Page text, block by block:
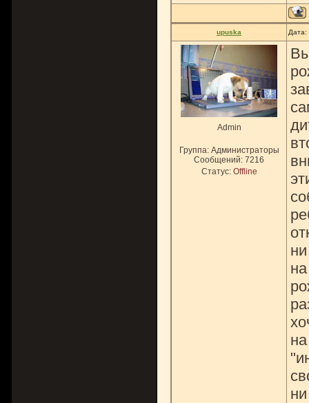
upuska
Admin
Группа: Администраторы
Сообщений: 7216
Статус: Offline